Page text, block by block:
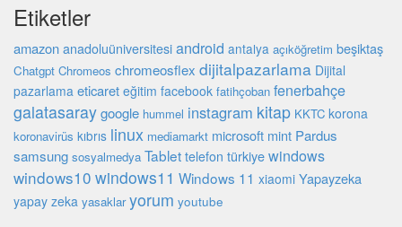
Etiketler
amazon anadoluüniversitesi android antalya açıköğretim beşiktaş
Chatgpt Chromeos chromeosflex dijitalpazarlama Dijital
pazarlama eticaret eğitim facebook fatihçoban fenerbahçe
galatasaraygoogle hummel instagram kitap KKTC korona
koronavirüs kıbrıs linux mediamarkt microsoft mint Pardus
samsung sosyalmedya Tablet telefon türkiyewindows
windows10 windows11 Windows 11 xiaomi Yapayzeka
yapay zeka yasaklar yorum youtube